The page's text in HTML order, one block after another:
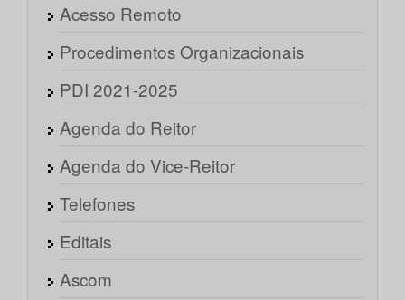
Acesso Remoto
Procedimentos Organizacionais
PDI 2021-2025
Agenda do Reitor
Agenda do Vice-Reitor
Telefones
Editais
Ascom